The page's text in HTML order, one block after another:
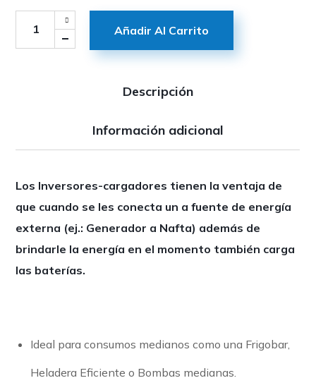
Añadir Al Carrito
Descripción
Información adicional
Los Inversores-cargadores tienen la ventaja de
que cuando se les conecta un a fuente de energía
externa (ej.: Generador a Nafta) además de
brindarle la energía en el momento también carga
las baterías.
Ideal para consumos medianos como una Frigobar,
Heladera Eficiente o Bombas medianas.